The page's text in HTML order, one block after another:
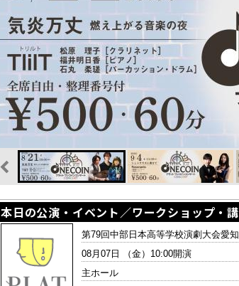
本日の公演・イベント／ワークショップ・
第79回中部日本高等学校演劇大会愛
08月07日 （金）10:00開演
主ホール